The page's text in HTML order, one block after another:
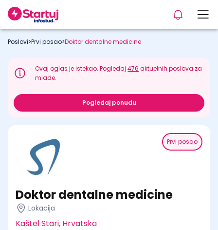
Poslovi>Prvi posao>Doktor dentalne medicine
Ovaj oglas je istekao. Pogledaj476 aktuelnih poslova za
mlade.
Pogledaj ponudu
Prvi posao
Doktor dentalne medicine
Lokacija
Kaštel Stari, Hrvatska